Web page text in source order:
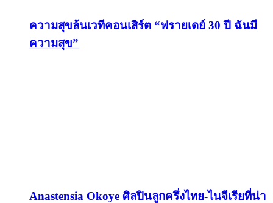
ความสุขล้นเวทีคอนเสิร์ต “ฟรายเดย์ 30 ปี ฉันมี
ความสุข”
Anastensia Okoye ศิลปินลูกครึ่งไทย-ไนจีเรียที่น่า